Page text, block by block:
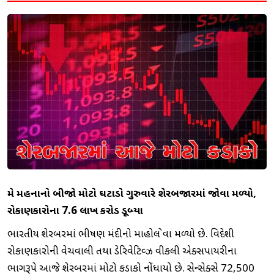
મે મહિનાનો બીજો મોટો ઘટાડો ગુરુવારે શેરબજારમાં જોવા મળ્યો,
રોકાણકારોના 7.6 લાખ કરોડ ડૂબ્યા
ભારતીય શેરબજારમાં ભીષણ મંદીનો માહોલ જોવા મળ્યો છે. વિદેશી
રોકાણકારોની વેચવાલી તથા ડેરિવેટિવ્ઝ વીકલી એક્સપાયરીના
ભાગરૂપે આજે શેરબજારમાં મોટો કડાકો નોંધાયો છે. સેન્સેક્સે 72,500